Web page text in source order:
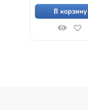
В корзину